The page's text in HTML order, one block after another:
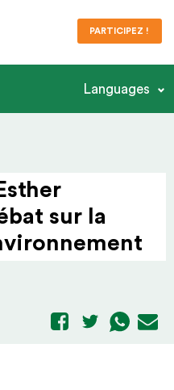
PARTICIPEZ !
Languages
sur la